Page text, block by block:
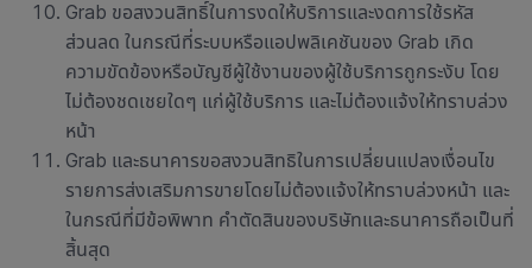
Grab ขอสงวนสิทธิ์ในการงดให้บริการและงดการใช้รหัส
ส่วนลด ในกรณีที่ระบบหรือแอปพลิเคชันของ Grab เกิด
ความขัดข้องหรือบัญชีผู้ใช้งานของผู้ใช้บริการถูกระงับ โดย
ไม่ต้องชดเชยใดๆ แก่ผู้ใช้บริการ และไม่ต้องแจ้งให้ทราบล่วง
หน้า
Grab และธนาคารขอสงวนสิทธิในการเปลี่ยนแปลงเงื่อนไข
รายการส่งเสริมการขายโดยไม่ต้องแจ้งให้ทราบล่วงหน้า และ
ในกรณีที่มีข้อพิพาท คำตัดสินของบริษัทและธนาคารถือเป็นที่
สิ้นสุด